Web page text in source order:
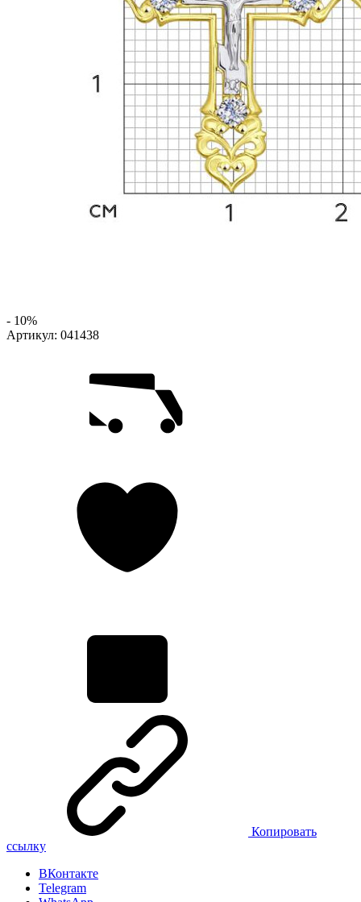
- 10%
Артикул: 041438
Копировать
ссылку
ВКонтакте
Telegram